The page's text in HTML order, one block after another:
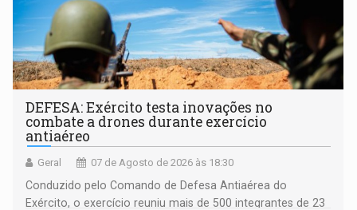
DEFESA: Exército testa inovações no
combate a drones durante exercício
antiaéreo
Geral 07 de Agosto de 2026 às 18:30
Conduzido pelo Comando de Defesa Antiaérea do
Exército, o exercício reuniu mais de 500 integrantes de 23